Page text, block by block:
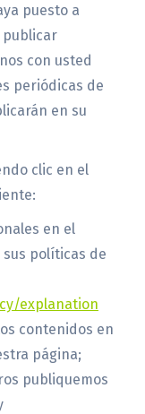
puesto a
publicar
con usted
periódicas de
en su
clic en el
en el
políticas de
explanation
contenidos en
página;
publiquemos